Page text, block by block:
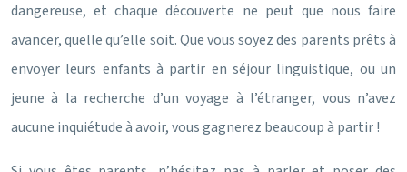
dangereuse, et chaque découverte ne peut que nous faire
avancer, quelle qu’elle soit. Que vous soyez des parents prêts à
envoyer leurs enfants à partir en séjour linguistique, ou un
jeune à la recherche d’un voyage à l’étranger, vous n’avez
aucune inquiétude à avoir, vous gagnerez beaucoup à partir !